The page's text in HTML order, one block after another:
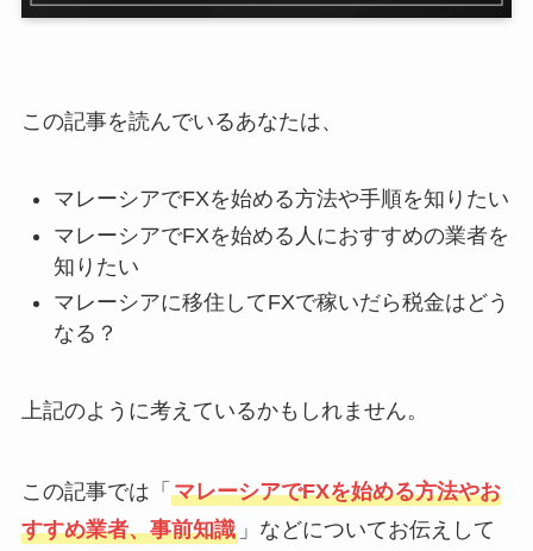
この記事を読んでいるあなたは、
マレーシアでFXを始める方法や手順を知りたい
マレーシアでFXを始める人におすすめの業者を
知りたい
マレーシアに移住してFXで稼いだら税金はどう
なる？
上記のように考えているかもしれません。
この記事では「 マレーシアでFXを始める方法やお
すすめ業者、事前知識」などについてお伝えして